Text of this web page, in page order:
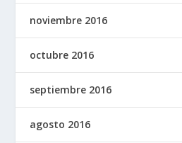
noviembre 2016
octubre 2016
septiembre 2016
agosto 2016